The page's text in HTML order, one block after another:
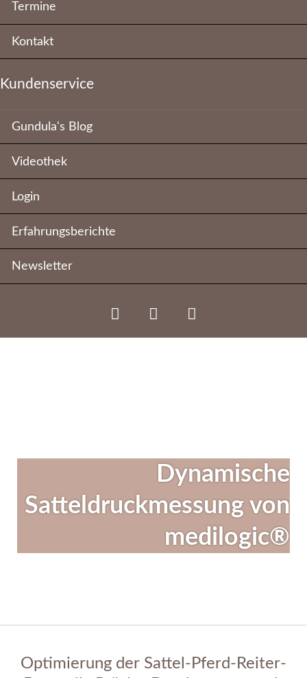
Termine
Kontakt
Kundenservice
Gundula's Blog
Videothek
Login
Erfahrungsberichte
Newsletter
Dynamische
Satteldruckmessung von
medilogic®
Optimierung der Sattel-Pferd-Reiter-